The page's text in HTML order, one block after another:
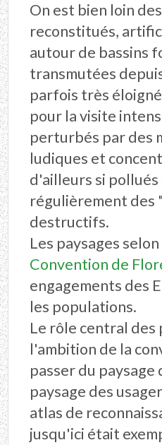
On est bien loin
reconstitués,
autour de bassins
transmutées
parfois très
pour la visite
perturbés par des
ludiques et
d'ailleurs si
régulièrement des
destructifs.
Les paysages
Convention de
engagements des
les populations.
Le rôle central des
l'ambition de la
passer du paysage
paysage des
atlas de
jusqu'ici était